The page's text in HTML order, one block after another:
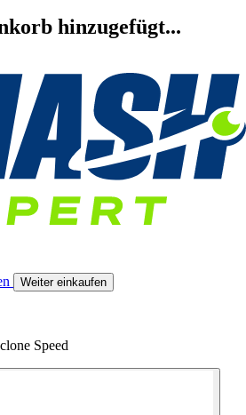
hinzugefügt...
Weiter einkaufen
Speed